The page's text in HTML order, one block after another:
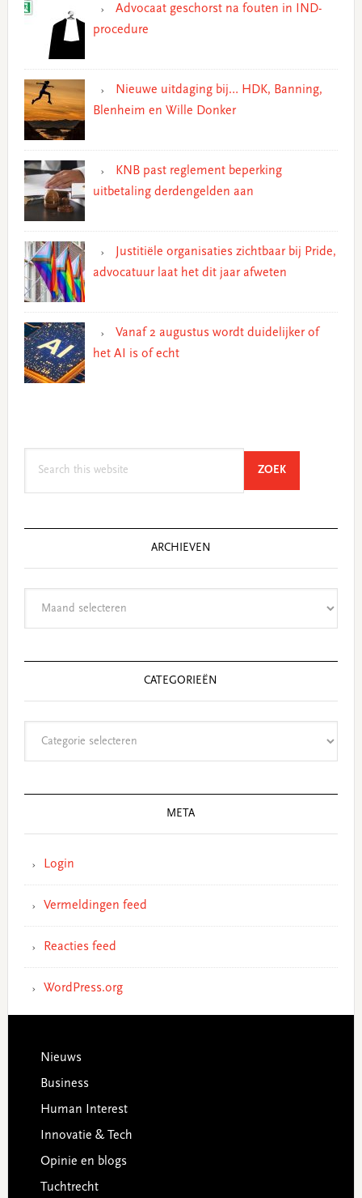
Advocaat geschorst na fouten in IND-
procedure
Nieuwe uitdaging bij… HDK, Banning,
Blenheim en Wille Donker
KNB past reglement beperking
uitbetaling derdengelden aan
Justitiële organisaties zichtbaar bij Pride,
advocatuur laat het dit jaar afweten
Vanaf 2 augustus wordt duidelijker of
het AI is of echt
ZOEKSEARCH
ARCHIEVEN
CATEGORIEËN
META
Login
Vermeldingen feed
Reacties feed
WordPress.org
Footer
Nieuws
Business
Human Interest
Innovatie & Tech
Opinie en blogs
Tuchtrecht